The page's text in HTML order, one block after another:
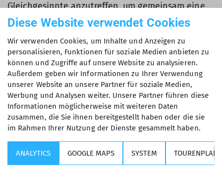
Gleichgesinnte anzutreffen, um gemeinsam eine
tolle Zeit in den Bergen zu verbringen und viele
noch lange erinnern kann.
Kurse, Touren & Veranstaltungen
Diese Website verwendet Cookies
Wir verwenden Cookies, um Inhalte und Anzeigen zu
personalisieren, Funktionen für soziale Medien anbieten zu
können und Zugriffe auf unsere Website zu analysieren.
Außerdem geben wir Informationen zu Ihrer Verwendung
unserer Website an unsere Partner für soziale Medien,
Werbung und Analysen weiter. Unsere Partner führen diese
Informationen möglicherweise mit weiteren Daten
zusammen, die Sie ihnen bereitgestellt haben oder die sie
im Rahmen Ihrer Nutzung der Dienste gesammelt haben.
ANALYTICS GOOGLE MAPS SYSTEM